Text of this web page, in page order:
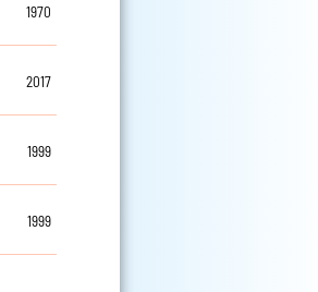
1970
2017
1999
1999